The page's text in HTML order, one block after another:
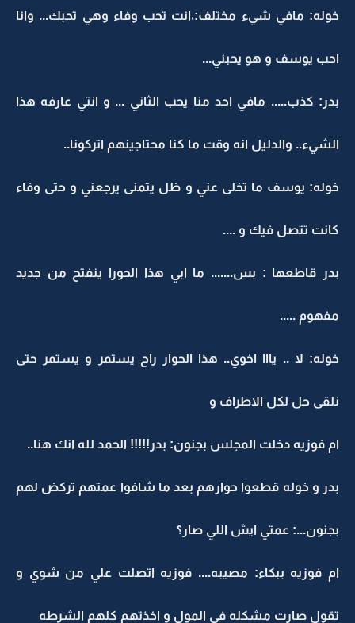
خوله: مافي شيء مختلف:،انت تحب وفاء وهي تحبك... وانا
احب يوسف و هو يحبني...
بدر: كذب..... مافي احد منا يحب الثاني ... و انتي عارفه هذا
الشيء.. والدليل انه وقت ما كنا محتاجينهم اتركونا..
خوله: يوسف ما تخلى عني و ظل يتمنى يرجعني و حتى وفاء
كانت تتصل فيك و ....
بدر قاطعها : بس....... ما ابي هذا الحورا ينفتح من جديد
مفهوم .....
خوله: لا .. يااا اخوي.. هذا الحوار راح يستمر و يستمر حتى
نلقى حل لكل الاطراف و
ام فوزيه دخلت المجلس بجنون: بدر!!!!! الحمد لله انك هنا..
بدر و خوله قطعوا حوارهم بعد ما شافوا عمتهم تركض لهم
بجنون...: عمتي ايش اللي صار؟
ام فوزيه ببكاء: مصيبه.... فوزيه اتصلت علي من شوي و
تقول صارت مشكله في المول و اخذتهم كلهم الشرطه